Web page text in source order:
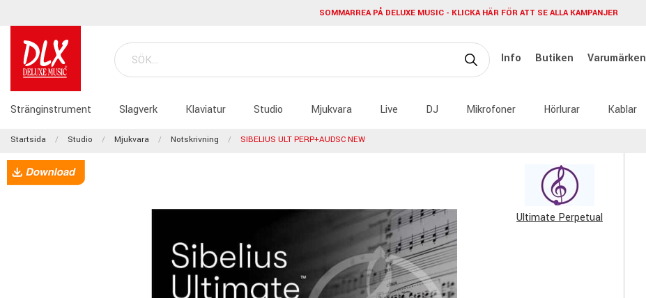
SOMMARREA PÅ DELUXE MUSIC - KLICKA HÄR FÖR ATT SE ALLA KAMPANJER
Info Butiken Varumärken
Stränginstrument Slagverk Klaviatur Studio Mjukvara Live DJ Mikrofoner Hörlurar Kablar
Startsida Studio Mjukvara Notskrivning SIBELIUS ULT PERP+AUDSC NEW
Ultimate Perpetual